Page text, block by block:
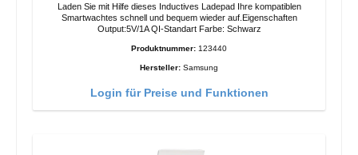
Laden Sie mit Hilfe dieses Inductives Ladepad Ihre kompatiblen
Smartwachtes schnell und bequem wieder auf.Eigenschaften
Output:5V/1A QI-Standart Farbe: Schwarz
Produktnummer: 123440
Hersteller: Samsung
Login für Preise und Funktionen